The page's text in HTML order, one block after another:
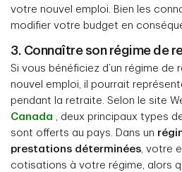
votre nouvel emploi. Bien les
modifier votre budget en
3. Connaître son régime de
Si vous bénéficiez d’un régime
nouvel emploi, il pourrait
pendant la retraite. Selon le site
Canada , deux principaux types
sont offerts au pays. Dans un
prestations déterminées, votre
cotisations à votre régime, alors